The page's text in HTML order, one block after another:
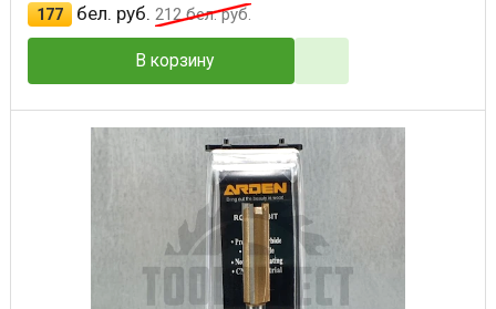
177
бел. руб. 212бел. руб.
В корзину